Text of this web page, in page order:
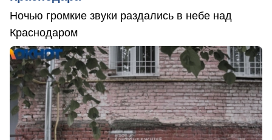
Ночью громкие звуки раздались в небе над
Краснодаром